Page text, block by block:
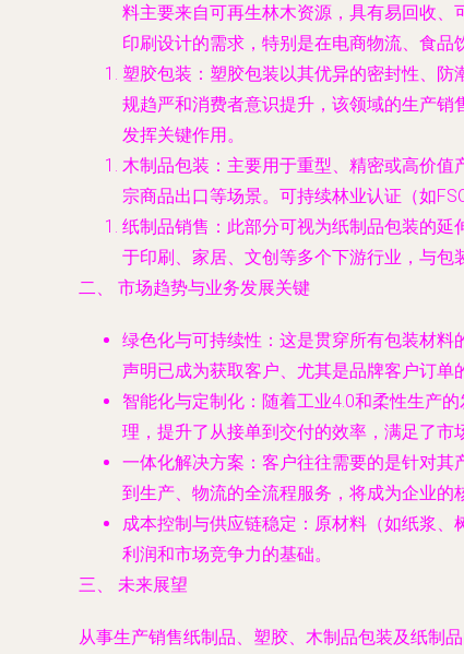
料主要来自可再生林木资源，具有易回收
印刷设计的需求，特别是在电商物流、食品
塑胶包装 ：塑胶包装以其优异的密封性、
规趋严和消费者意识提升，该领域的生产
发挥关键作用。
木制品包装 ：主要用于重型、精密或高价
宗商品出口等场景。可持续林业认证（如
纸制品销售 ：此部分可视为纸制品包装的
于印刷、家居、文创等多个下游行业，与包
二、 市场趋势与业务发展关键
绿色化与可持续性 ：这是贯穿所有包装材
声明已成为获取客户、尤其是品牌客户订单
智能化与定制化 ：随着工业4.0和柔性生产
理，提升了从接单到交付的效率，满足了市
一体化解决方案 ：客户往往需要的是针对
到生产、物流的全流程服务，将成为企业的
成本控制与供应链稳定 ：原材料（如纸浆
利润和市场竞争力的基础。
三、 未来展望
从事生产销售纸制品、塑胶、木制品包装及纸制